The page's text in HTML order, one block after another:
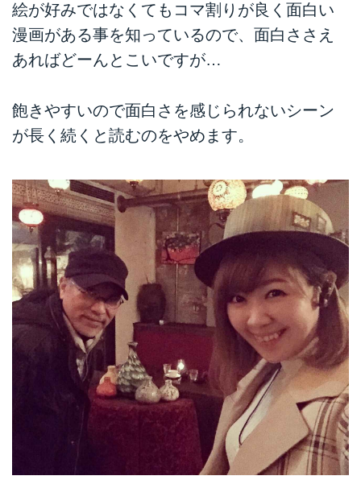
絵が好みではなくてもコマ割りが良く面白い
漫画がある事を知っているので、面白ささえ
あればどーんとこいですが…
飽きやすいので面白さを感じられないシーン
が長く続くと読むのをやめます。